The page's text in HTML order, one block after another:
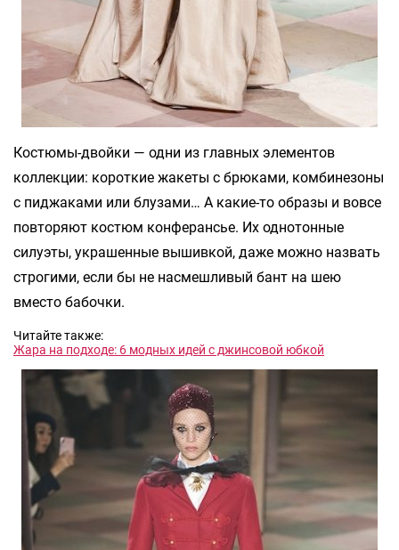
Костюмы-двойки — одни из главных элементов
коллекции: короткие жакеты с брюками, комбинезоны
с пиджаками или блузами… А какие-то образы и вовсе
повторяют костюм конферансье. Их однотонные
силуэты, украшенные вышивкой, даже можно назвать
строгими, если бы не насмешливый бант на шею
вместо бабочки.
Читайте также:
Жара на подходе: 6 модных идей с джинсовой юбкой